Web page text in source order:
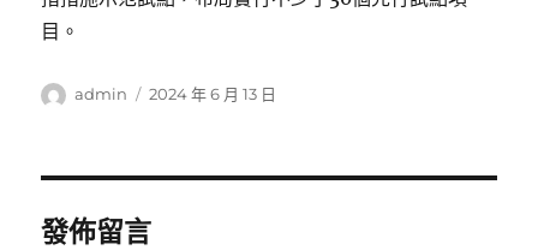
目。
作
admin
發
2024 年 6 月 13 日
發佈留言